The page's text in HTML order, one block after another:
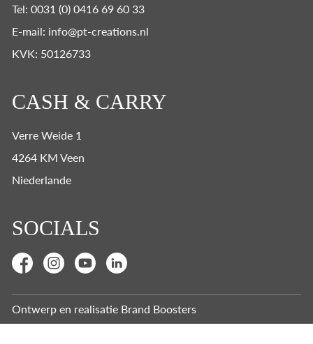
Tel: 0031 (0) 0416 69 60 33
E-mail: info@pt-creations.nl
KVK: 50126733
CASH & CARRY
Verre Weide 1
4264 KM Veen
Niederlande
SOCIALS
Ontwerp en realisatie Brand Boosters